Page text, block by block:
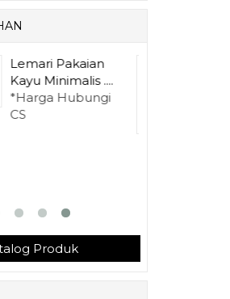
Lemari Pajangan 3
Pintu Ukir M....
*Harga Hubungi
CS
Produk